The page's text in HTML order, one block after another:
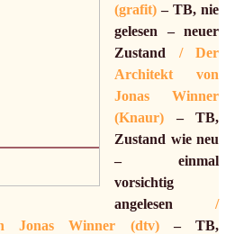
(grafit) – TB, nie
gelesen – neuer
Zustand / Der
Architekt von
Jonas Winner
(Knaur) – TB,
Zustand wie neu
– einmal
vorsichtig
angelesen /
Jonas Winner (dtv)– TB,